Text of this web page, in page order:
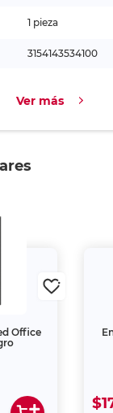
1 pieza
3154143534100
Ver más
Office